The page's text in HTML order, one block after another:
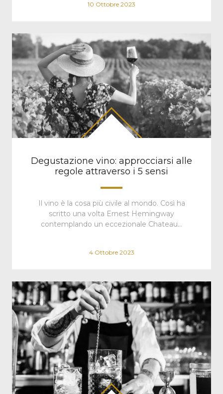
10 Ottobre 2023
Degustazione vino: approcciarsi alle
regole attraverso i 5 sensi
Il vino è la cosa più civile al mondo. Così ha
scritto una volta Ernest Hemingway
contemplando un eccezionale Chateau…
4 Ottobre 2023